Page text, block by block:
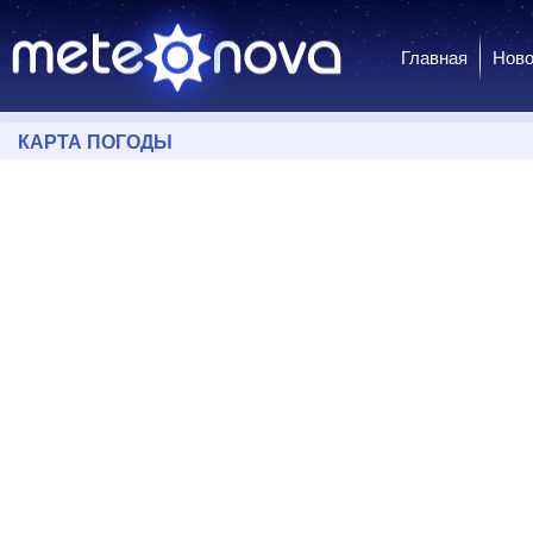
Главная
КАРТА ПОГОДЫ